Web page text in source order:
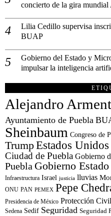
concierto de la gira
Lilia Cedillo supervisa
BUAP
Gobierno del Estado y
impulsar la inteligencia
Alejandro
Ayuntamiento de Puebla
Sheinbaum Congreso de
TrumpEstados Unidos
Ciudad de Puebla Gobierno
Puebla Gobierno
Infraestructura Israel justicia lluvias
ONU PAN PEMEX Pepe
Presidencia de México Protección Civil
Sedena Sedif Seguridad Seguridad